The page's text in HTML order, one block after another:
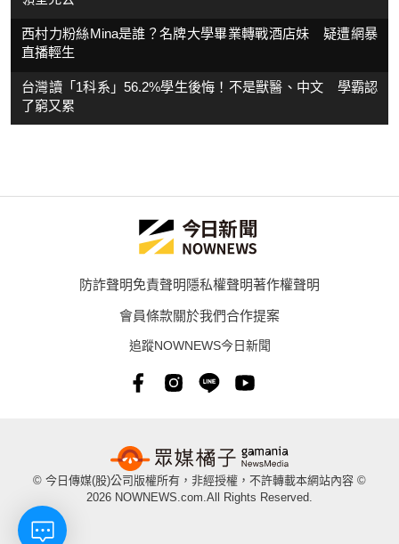
西村力粉絲Mina是誰？名牌大學畢業轉戰酒店妹 疑遭網暴
直播輕生
台灣讀「1科系」56.2%學生後悔！不是獸醫、中文 學霸認
了窮又累
防詐聲明免責聲明隱私權聲明著作權聲明
會員條款關於我們合作提案
追蹤NOWNEWS今日新聞
© 今日傳媒(股)公司版權所有，非經授權，不許轉載本網站內容 ©
2026 NOWNEWS.com.All Rights Reserved.